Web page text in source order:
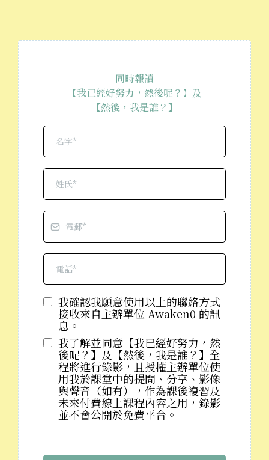
同時報讀
【我已經好努力，然後呢？】及
【然後，我是誰？】
我確認我願意使用以上的聯絡方式
接收來自主辧單位 Awaken0 的訊
息。
我了解並同意【我已經好努力，然
後呢？】及【然後，我是誰？】全
程將進行錄影，且授權主辦單位使
用我於課堂中的提問、分享、影像
與聲音（如有），作為課後複習及
未來付費線上課程內容之用，錄影
並不會公開於免費平台。